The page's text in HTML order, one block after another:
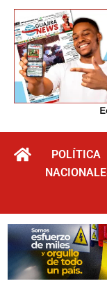
POLÍTICA